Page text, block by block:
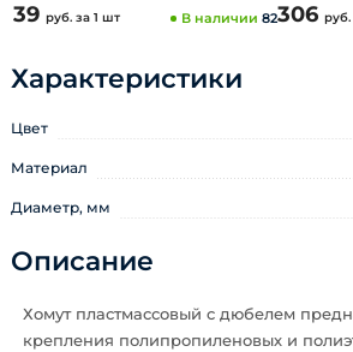
39 руб. за 1 шт В наличии 82306 руб.
Характеристики
Цвет
Материал
Диаметр, мм
Описание
Хомут пластмассовый с дюбелем
крепления полипропиленовых и